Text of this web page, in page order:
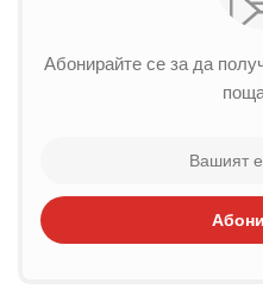
Абонирайте се за да